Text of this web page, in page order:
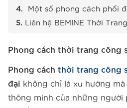
Một số phong cách phối
Liên hệ BEMINE Thời
Phong cách thời trang công
Phong cách thời trang công
đại không chỉ là xu hướng
thông minh của những người